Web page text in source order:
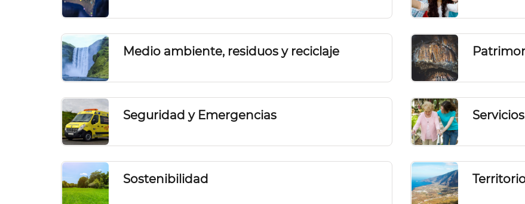
Medio ambiente, residuos y reciclaje
Seguridad y Emergencias
Sostenibilidad